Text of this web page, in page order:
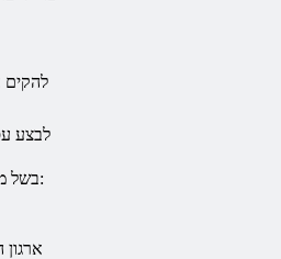
להקים
לבצע
בשל מבנים צבאיים הופך לאפשריים: